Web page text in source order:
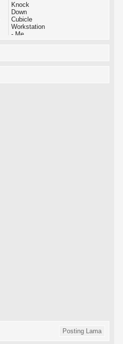
Knock
Down
Cubicle
Workstation
- Me...
Posting Lama